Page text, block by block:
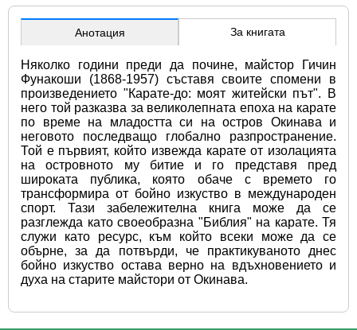
Анотация За книгата
Няколко години преди да почине, майстор Гичин
Фунакоши (1868-1957) съставя своите спомени в
произведението "Карате-до: моят житейски път". В
него той разказва за великолепната епоха на карате
по време на младостта си на остров Окинава и
неговото последващо глобално разпространение.
Той е първият, който извежда карате от изолацията
на островното му битие и го представя пред
широката публика, която обаче с времето го
трансформира от бойно изкуство в международен
спорт. Тази забележителна книга може да се
разглежда като своеобразна "Библия" на карате. Тя
служи като ресурс, към който всеки може да се
обърне, за да потвърди, че практикуваното днес
бойно изкуство остава верно на вдъхновението и
духа на старите майстори от Окинава.